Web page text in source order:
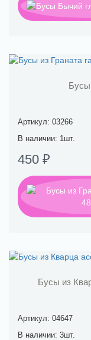
Бусы
Артикул: 03266
В наличии: 1шт.
450 ₽
Бусы из
Артикул: 04647
В наличии: 3шт.